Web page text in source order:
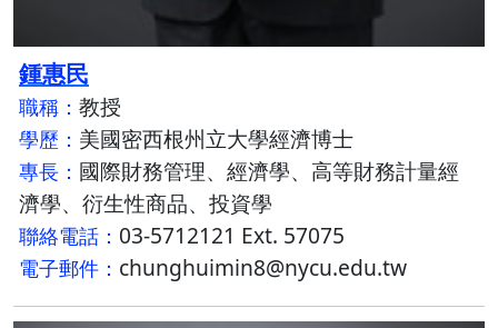
鍾惠民
職稱： 教授
學歷： 美國密西根州立大學經濟博士
專長： 國際財務管理、經濟學、高等財務計量經
濟學、衍生性商品、投資學
聯絡電話： 03-5712121 Ext. 57075
電子郵件： chunghuimin8@nycu.edu.tw